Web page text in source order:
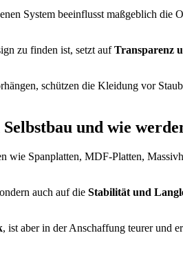
System beeinflusst maßgeblich
zu finden ist, setzt aufTransparenz
schützen die Kleidung vor
und wie
wie Spanplatten, MDF-Platten,
auch auf die Stabilität und
, ist aber in der Anschaffung teurer und